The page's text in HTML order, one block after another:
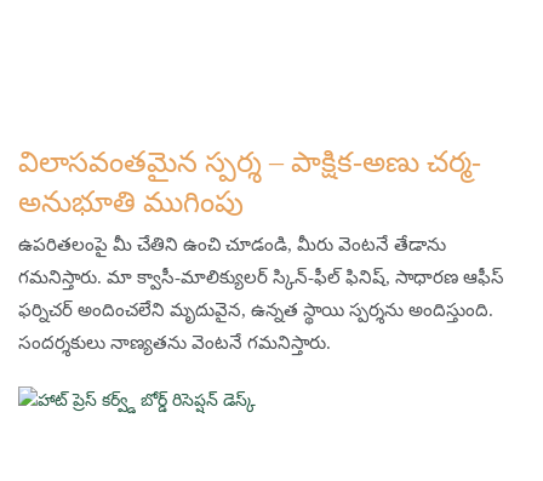
విలాసవంతమైన స్పర్శ – పాక్షిక-అణు చర్మ-
అనుభూతి ముగింపు
ఉపరితలంపై మీ చేతిని ఉంచి చూడండి, మీరు వెంటనే తేడాను
గమనిస్తారు. మా క్వాసీ-మాలిక్యులర్ స్కిన్-ఫీల్ ఫినిష్, సాధారణ ఆఫీస్
ఫర్నిచర్ అందించలేని మృదువైన, ఉన్నత స్థాయి స్పర్శను అందిస్తుంది.
సందర్శకులు నాణ్యతను వెంటనే గమనిస్తారు.